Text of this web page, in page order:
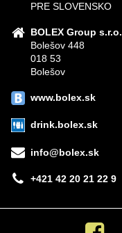
PRE SLOVENSKO
BOLEX Group s.r.o.
Bolešov 448
018 53
Bolešov
www.bolex.sk
drink.bolex.sk
info@bolex.sk
+421 42 20 21 22 9